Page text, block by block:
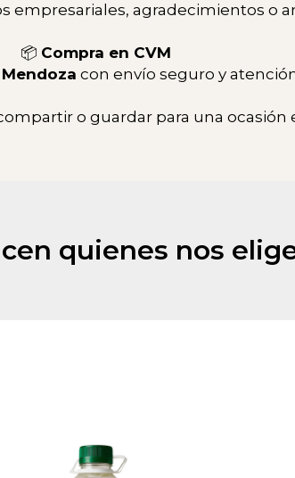
empresariales, agradecimientos o
📦 Compra en CVM
con envío seguro y
o guardar para una ocasión
quienes nos